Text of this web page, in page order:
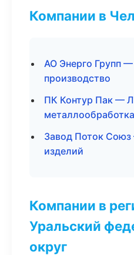
Компании в
АО Энерго Групп
производство
ПК Контур Пак —
металлообработка
Завод Поток
изделий
Компании в
Уральский
округ